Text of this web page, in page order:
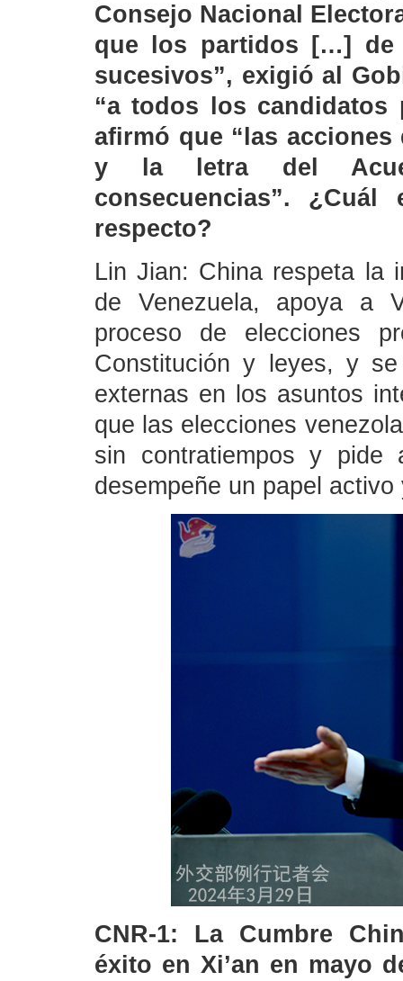
Consejo Nacional
que los partidos […] de
sucesivos”, exigió al
“a todos los candidatos
afirmó que “las
y la letra del
consecuencias”.
respecto?
Lin Jian: China respeta la
de Venezuela, apoya a
proceso de elecciones
Constitución y leyes, y
externas en los asuntos
que las elecciones
sin contratiempos y pide
desempeñe un papel
CNR-1: La Cumbre
éxito en Xi’an en mayo